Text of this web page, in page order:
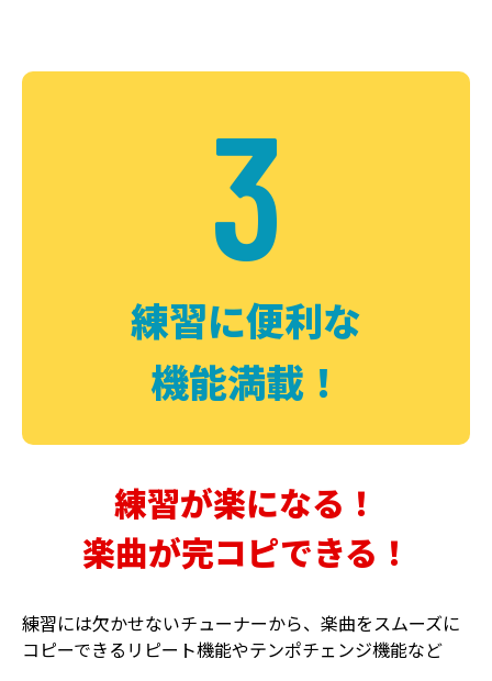
DELAY PHASER
3
練習に便利な
機能満載！
練習が楽になる！
楽曲が完コピできる！
練習には欠かせないチューナーから、楽曲をスムーズに
コピーできるリピート機能やテンポチェンジ機能など